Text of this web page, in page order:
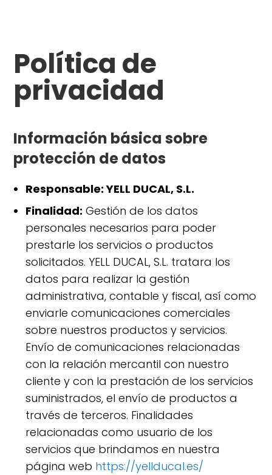
Política de
privacidad
Información básica sobre
protección de datos
Responsable: YELL DUCAL, S.L.
Finalidad: Gestión de los datos
personales necesarios para poder
prestarle los servicios o productos
solicitados. YELL DUCAL, S.L. tratara los
datos para realizar la gestión
administrativa, contable y fiscal, así como
enviarle comunicaciones comerciales
sobre nuestros productos y servicios.
Envío de comunicaciones relacionadas
con la relación mercantil con nuestro
cliente y con la prestación de los servicios
suministrados, el envío de productos a
través de terceros. Finalidades
relacionadas como usuario de los
servicios que brindamos en nuestra
página web https://yellducal.es/